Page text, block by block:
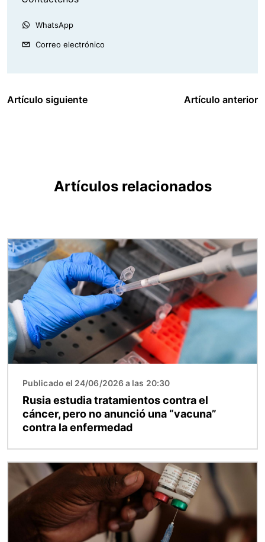
WhatsApp
Correo electrónico
Artículo siguiente Artículo anterior
Artículos relacionados
Imagen
Publicado el 24/06/2026 a las 20:30
Rusia estudia tratamientos contra el
cáncer, pero no anunció una “vacuna”
contra la enfermedad
Imagen